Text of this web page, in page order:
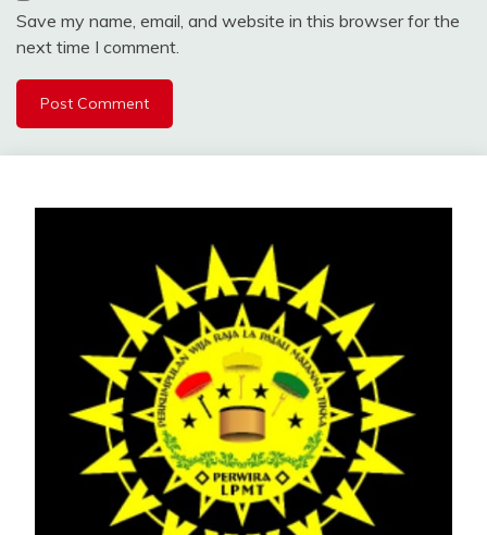
Save my name, email, and website in this browser for the
next time I comment.